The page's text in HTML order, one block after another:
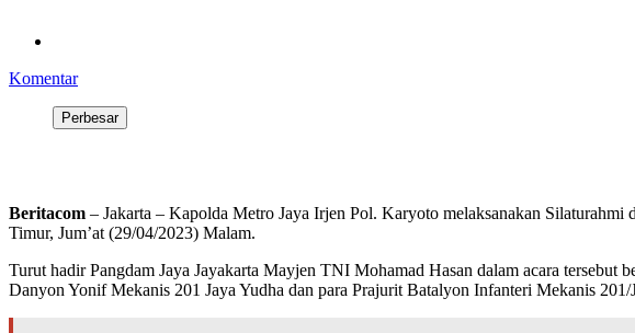
Komentar
Perbesar
Beritacom – Jakarta – Kapolda Metro Jaya Irjen Pol. Karyoto melaksanakan
Timur, Jum’at (29/04/2023) Malam.
Turut hadir Pangdam Jaya Jayakarta Mayjen TNI Mohamad Hasan dalam acara
Danyon Yonif Mekanis 201 Jaya Yudha dan para Prajurit Batalyon Infanteri Mekanis 201/